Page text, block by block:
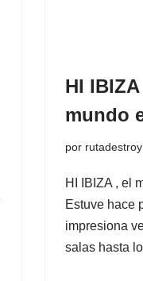
HI
mundo
por rutadestroy
HI IBIZA , el
Estuve hace
impresiona
salas hasta